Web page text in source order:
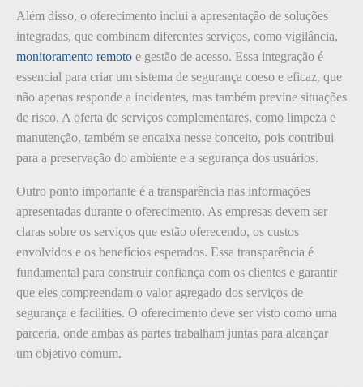
Além disso, o oferecimento inclui a apresentação de soluções
integradas, que combinam diferentes serviços, como vigilância,
monitoramento remoto e gestão de acesso. Essa integração é
essencial para criar um sistema de segurança coeso e eficaz, que
não apenas responde a incidentes, mas também previne situações
de risco. A oferta de serviços complementares, como limpeza e
manutenção, também se encaixa nesse conceito, pois contribui
para a preservação do ambiente e a segurança dos usuários.
Outro ponto importante é a transparência nas informações
apresentadas durante o oferecimento. As empresas devem ser
claras sobre os serviços que estão oferecendo, os custos
envolvidos e os benefícios esperados. Essa transparência é
fundamental para construir confiança com os clientes e garantir
que eles compreendam o valor agregado dos serviços de
segurança e facilities. O oferecimento deve ser visto como uma
parceria, onde ambas as partes trabalham juntas para alcançar
um objetivo comum.